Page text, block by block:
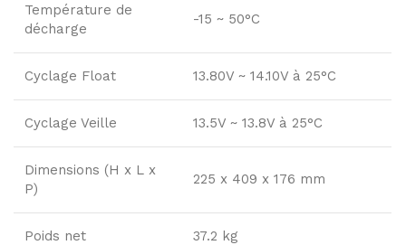
Température de
décharge
-15 ~ 50°C
Cyclage Float 13.80V ~ 14.10V à 25°C
Cyclage Veille 13.5V ~ 13.8V à 25°C
Dimensions (H x L x
P)
225 x 409 x 176 mm
Poids net 37.2 kg